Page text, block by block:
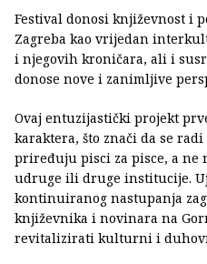
Festival donosi književnost i
Zagreba kao vrijedan
i njegovih kroničara, ali i
donose nove i zanimljive
Ovaj entuzijastički projekt
karaktera, što znači da se
priređuju pisci za pisce, a ne
udruge ili druge institucije.
kontinuiranog nastupanja
književnika i novinara na
revitalizirati kulturni i